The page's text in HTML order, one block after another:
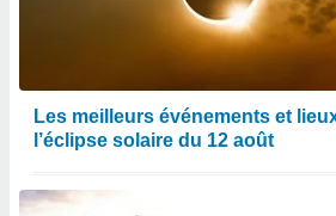
Les meilleurs événements et
l’éclipse solaire du 12 août